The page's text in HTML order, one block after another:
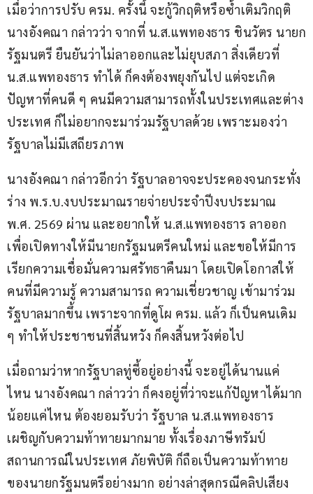
เมื่อว่าการปรับ ครม. ครั้งนี้ จะกู้วิกฤติหรือซ้ำเติมวิกฤติ
นางอังคณา กล่าวว่า จากที่ น.ส.แพทองธาร ชินวัตร นายก
รัฐมนตรี ยืนยันว่าไม่ลาออกและไม่ยุบสภา สิ่งเดียวที่
น.ส.แพทองธาร ทำได้ ก็คงต้องพยุงกันไป แต่จะเกิด
ปัญหาที่คนดี ๆ คนมีความสามารถทั้งในประเทศและต่าง
ประเทศ ก็ไม่อยากจะมาร่วมรัฐบาลด้วย เพราะมองว่า
รัฐบาลไม่มีเสถียรภาพ
นางอังคณา กล่าวอีกว่า รัฐบาลอาจจะประคองจนกระทั่ง
ร่าง พ.ร.บ.งบประมาณรายจ่ายประจำปีงบประมาณ
พ.ศ. 2569 ผ่าน และอยากให้ น.ส.แพทองธาร ลาออก
เพื่อเปิดทางให้มีนายกรัฐมนตรีคนใหม่ และขอให้มีการ
เรียกความเชื่อมั่นความศรัทธาคืนมา โดยเปิดโอกาสให้
คนที่มีความรู้ ความสามารถ ความเชี่ยวชาญ เข้ามาร่วม
รัฐบาลมากขึ้น เพราะจากที่ดูโผ ครม. แล้ว ก็เป็นคนเดิม
ๆ ทำให้ประชาชนที่สิ้นหวัง ก็คงสิ้นหวังต่อไป
เมื่อถามว่าหากรัฐบาลทู่ซี้อยู่อย่างนี้ จะอยู่ได้นานแค่
ไหน นางอังคณา กล่าวว่า ก็คงอยู่ที่ว่าจะแก้ปัญหาได้มาก
น้อยแค่ไหน ต้องยอมรับว่า รัฐบาล น.ส.แพทองธาร
เผชิญกับความท้าทายมากมาย ทั้งเรื่องภาษีทรัมป์
สถานการณ์ในประเทศ ภัยพิบัติ ก็ถือเป็นความท้าทาย
ของนายกรัฐมนตรีอย่างมาก อย่างล่าสุดกรณีคลิปเสียง